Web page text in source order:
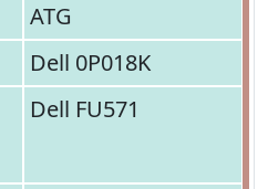
ATG
Dell 0P018K
Dell FU571